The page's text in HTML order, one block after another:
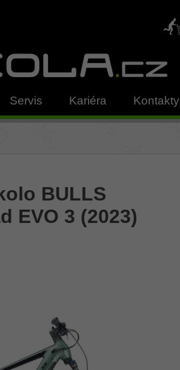
Servis Kariéra Kontakty
BULLS
EVO 3 (2023)